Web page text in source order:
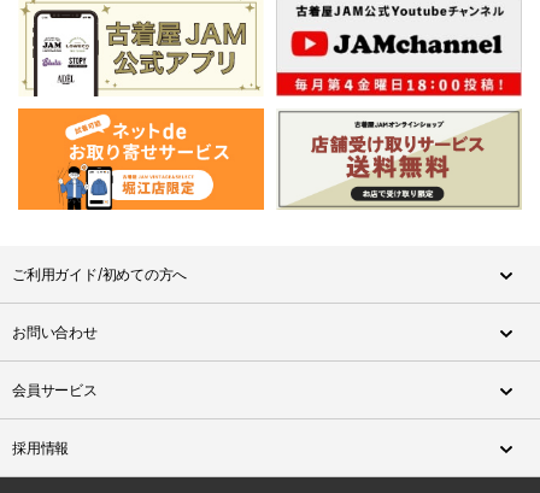
ご利用ガイド/初めての方へ
お問い合わせ
会員サービス
採用情報